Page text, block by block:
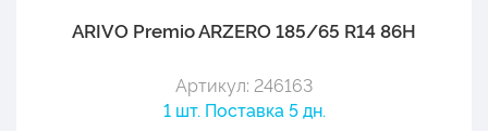
ARIVO Premio ARZERO 185/65 R14 86H
Артикул: 246163
1 шт. Поставка 5 дн.